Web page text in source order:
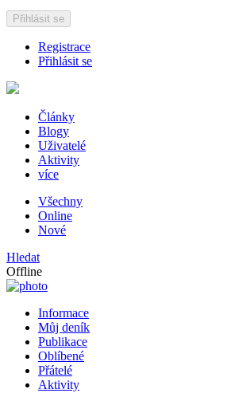
Přihlásit se
Registrace
Přihlásit se
Články
Blogy
Uživatelé
Aktivity
více
Všechny
Online
Nové
Hledat
Offline
Informace
Můj deník
Publikace
Oblíbené
Přátelé
Aktivity